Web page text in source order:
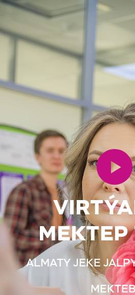
MEKTEP
ALMATY JEKE